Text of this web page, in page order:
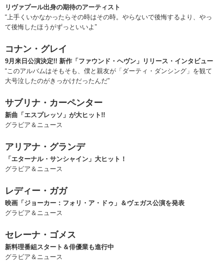
リヴァプール出身の期待のアーティスト
“上手くいかなかったらその時はその時。やらないで後悔するより、やっ
て後悔したほうがずっといいよ”
コナン・グレイ
9月来日公演決定!! 新作「ファウンド・ヘヴン」リリース・インタビュー
“このアルバムはそもそも、僕と親友が「ダーティ・ダンシング」を観て
大号泣したのがきっかけだったんだ”
サブリナ・カーペンター
新曲「エスプレッソ」が大ヒット!!
グラビア＆ニュース
アリアナ・グランデ
「エターナル・サンシャイン」大ヒット！
グラビア＆ニュース
レディー・ガガ
映画「ジョーカー：フォリ・ア・ドゥ」＆ヴェガス公演を発表
グラビア＆ニュース
セレーナ・ゴメス
新料理番組スタート＆俳優業も進行中
グラビア＆ニュース